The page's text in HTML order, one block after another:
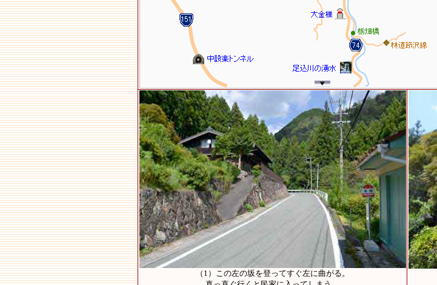
（1）この左の坂を登ってすぐ左に曲がる。